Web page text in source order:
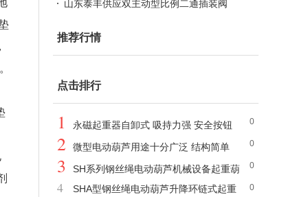
现货供应
山东泰丰供应双主动型比例二通插装阀
推荐行情
点击排行
0
1 永磁起重器自卸式 吸持力强 安全按钮
0
2 微型电动葫芦用途十分广泛 结构简单
0
3
SH系列钢丝绳电动葫芦机械设备起重葫
芦 起重机用
0
4
SHA型钢丝绳电动葫芦升降环链式起重